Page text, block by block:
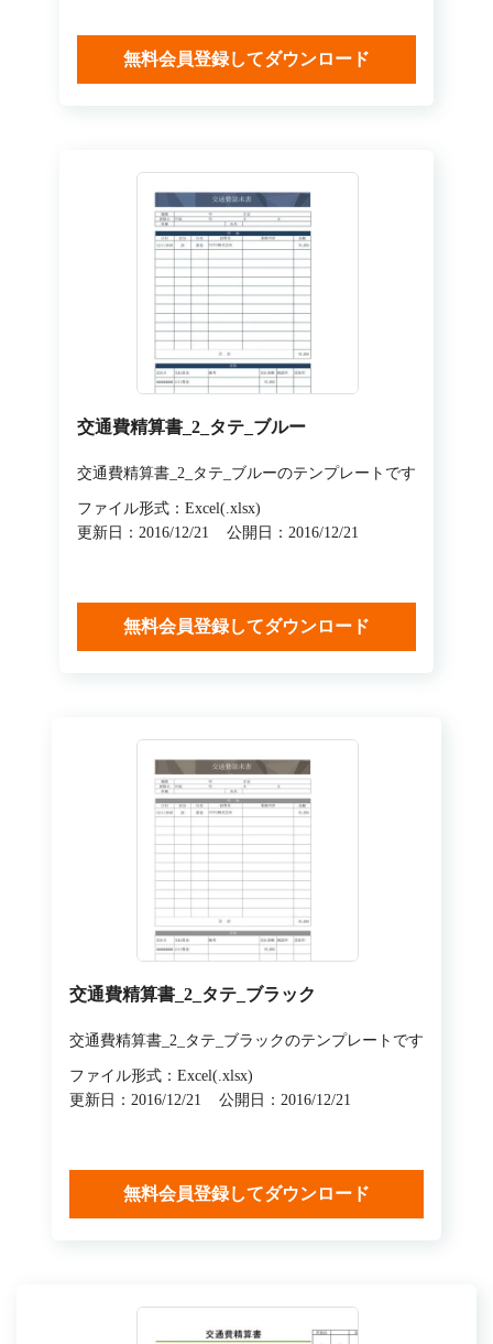
無料会員登録してダウンロード
交通費精算書_2_タテ_ブルー
交通費精算書_2_タテ_ブルーのテンプレートです
ファイル形式：Excel(.xlsx)
更新日：2016/12/21
公開日：2016/12/21
無料会員登録してダウンロード
交通費精算書_2_タテ_ブラック
交通費精算書_2_タテ_ブラックのテンプレートです
ファイル形式：Excel(.xlsx)
更新日：2016/12/21
公開日：2016/12/21
無料会員登録してダウンロード